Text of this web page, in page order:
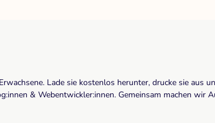
Lade sie kostenlos herunter, drucke sie aus
& Webentwickler:innen. Gemeinsam machen